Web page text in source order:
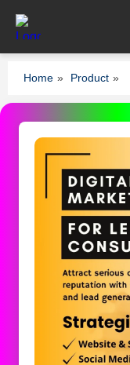
Home » Product »